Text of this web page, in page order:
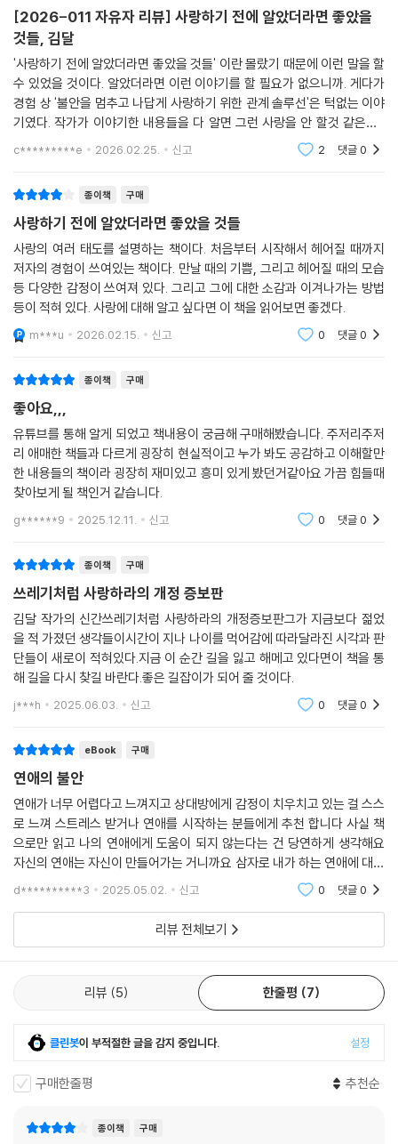
이다. 이런 상황에서는 작은 단서라도 발견하려는 태도로 무언가를 찾아내
고야 만다.
상대방의 휴대폰을 들여다보고 싶은 충동을 참지 못한다면 스스로에게 물
어봐야 한다.
만약 내가 의심하는 바로 그것이 휴대폰 안에 들어 있다면, 그 사실을 받아
들일 준비가 되어 있는가?
상대방의 행동이 의심스럽다면 휴대폰을 검사하거나 따지기보다는, 관계
--- p.132 「절대 연인의 휴대폰을 확인하지 마라」 중에서
수 있는 현실적인 내용을 보강해 기존 독자는 물론, 새롭게 읽는 독자에게
도 만족감을 줄 수 있도록 완성도를 높였다.
책은 총 다섯 개의 장으로 구성되어 있다. 1장에서는 사랑하기 전에 꼭 알
아야 할 것들을 다루며, 2장에서는 관계 초반에 평생 함께할 사람인지 파
악하는 방법을 소개한다. 3장에서는 불안 없이 나답게 사랑하기 위한 법칙
을 알려준다. 4장에서는 좋은 이별을 하고, 재회의 성공률을 높이기 위한
노하우를 전하며, 마지막으로 5장에서는 실제 상담 사례를 통해 사랑을 현
사랑은 감정만으로는 오래 지속할 수 없다. 제대로 배우고 준비해야 좋은
사랑을 할 수 있다. 이 책이야말로, 사랑을 다시 시작하려는 사람들에게 가
장 실용적인 사랑의 기초 수업이 되어줄 것이다.
관계를 지키는 법부터, 놓아야 할 관계까지
실패 없는 사랑을 위해 반드시 알아야 할 것들
“모든 관계는 노력하면 유지된다”고 믿는 사람들이 많지만, 사실 어떤 관
께했다고 해서 반드시 좋은 관계인 것은 아니다. 사랑도 마찬가지다. 노력
해도 불행한 관계라면, 과감히 놓아야 한다. 나를 힘들게 하는 관계를 붙잡
고 있는 한, 더 나은 사랑은 찾아오지 않는다.
이 책에서는 좋은 관계를 만드는 법뿐 아니라, 더 이상 남겨두지 말아야 할
관계를 정리하는 법까지 알려준다. 나를 힘들게 하는 사람에게서 벗어날
있다.
않다면, 이제는 이 책을 펼쳐야 할 때다.
[2026-011 자유자 리뷰] 사랑하기 전에 알았더라면 좋았을
것들, 김달
'사랑하기 전에 알았더라면 좋았을 것들' 이란 몰랐기 때문에 이런 말을 할
수 있었을 것이다. 알았더라면 이런 이야기를 할 필요가 없으니까. 게다가
경험 상 '불안을 멈추고 나답게 사랑하기 위한 관계 솔루선'은 턱없는 이야
기였다. 작가가 이야기한 내용들을 다 알면 그런 사랑을 안 할것 같은가?
그럴리가 없다. 오히려 더 계산적이고 더 영악을 떨며 더 위선적이 될 것이
c*********e 2026.02.25. 신고 2 댓글0
종이책 구매
사랑하기 전에 알았더라면 좋았을 것들
사랑의 여러 태도를 설명하는 책이다. 처음부터 시작해서 헤어질 때까지
저자의 경험이 쓰여있는 책이다. 만날 때의 기쁨, 그리고 헤어질 때의 모습
등 다양한 감정이 쓰여져 있다. 그리고 그에 대한 소감과 이겨나가는 방법
등이 적혀 있다. 사랑에 대해 알고 싶다면 이 책을 읽어보면 좋겠다.
m***u 2026.02.15. 신고 0 댓글0
종이책 구매
좋아요,,,
유튜브를 통해 알게 되었고 책내용이 궁금해 구매해봤습니다. 주저리주저
리 애매한 책들과 다르게 굉장히 현실적이고 누가 봐도 공감하고 이해할만
한 내용들의 책이라 굉장히 재미있고 흥미 있게 봤던거같아요 가끔 힘들때
찾아보게 될 책인거 같습니다.
g******9 2025.12.11. 신고 0 댓글0
종이책 구매
쓰레기처럼 사랑하라의 개정 증보판
김달 작가의 신간쓰레기처럼 사랑하라의 개정증보판그가 지금보다 젊었
을 적 가졌던 생각들이시간이 지나 나이를 먹어감에 따라달라진 시각과 판
단들이 새로이 적혀있다.지금 이 순간 길을 잃고 해메고 있다면이 책을 통
해 길을 다시 찾길 바란다.좋은 길잡이가 되어 줄 것이다.
j***h 2025.06.03. 신고 0 댓글0
eBook 구매
연애의 불안
연애가 너무 어렵다고 느껴지고 상대방에게 감정이 치우치고 있는 걸 스스
로 느껴 스트레스 받거나 연애를 시작하는 분들에게 추천 합니다 사실 책
으로만 읽고 나의 연애에게 도움이 되지 않는다는 건 당연하게 생각해요
자신의 연애는 자신이 만들어가는 거니까요 삼자로 내가 하는 연애에 대한
대처를 어떻게 해야하는지 이성 잃고 순간의 욱한 감정으로 내뱉는 저를
d**********3 2025.05.02. 신고 0 댓글0
리뷰 전체보기
리뷰 5 한줄평 7
클린봇이 부적절한 글을 감지 중입니다. 설정
구매한줄평 추천순
종이책 구매